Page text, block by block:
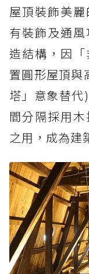
屋頂裝飾美
有裝飾及通
造結構，因
置圓形屋頂與
塔」意象替
間分隔採用
之用，成為建